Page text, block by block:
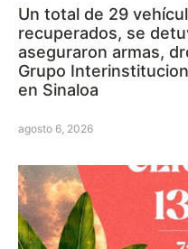
Un total de 29
recuperados, se
aseguraron armas,
Grupo
en Sinaloa
agosto 6, 2026